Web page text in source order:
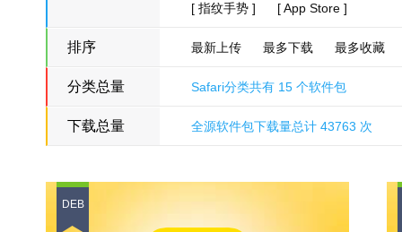
[ 指纹手势 ]
[ App Store ]
排序 最新上传 最多下载 最多收藏
分类总量 Safari分类共有 15 个软件包
下载总量 全源软件包下载量总计 43763 次
DEB